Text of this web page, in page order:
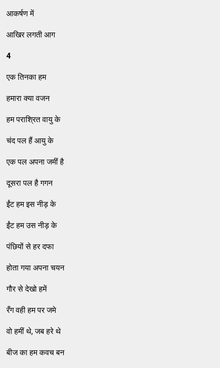
आकर्षण में
आखिर लगती आग
4
एक तिनका हम
हमारा क्या वजन
हम पराश्रित वायु के
चंद पल हैं आयु के
एक पल अपना जमीं है
दूसरा पल है गगन
ईंट हम इस नीड़ के
ईंट हम उस नीड़ के
पंछियों से हर दफा
होता गया अपना चयन
गौर से देखो हमें
रँग वही हम पर जमे
वो हमीं थे, जब हरे थे
बीज का हम कवच बन